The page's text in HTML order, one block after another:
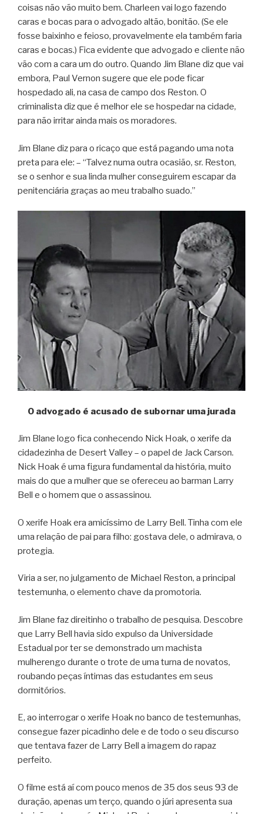
coisas não vão muito bem. Charleen vai logo fazendo
caras e bocas para o advogado altão, bonitão. (Se ele
fosse baixinho e feioso, provavelmente ela também faria
caras e bocas.) Fica evidente que advogado e cliente não
vão com a cara um do outro. Quando Jim Blane diz que vai
embora, Paul Vernon sugere que ele pode ficar
hospedado ali, na casa de campo dos Reston. O
criminalista diz que é melhor ele se hospedar na cidade,
para não irritar ainda mais os moradores.
Jim Blane diz para o ricaço que está pagando uma nota
preta para ele: – “Talvez numa outra ocasião, sr. Reston,
se o senhor e sua linda mulher conseguirem escapar da
penitenciária graças ao meu trabalho suado.”
O advogado é acusado de subornar uma jurada
Jim Blane logo fica conhecendo Nick Hoak, o xerife da
cidadezinha de Desert Valley – o papel de Jack Carson.
Nick Hoak é uma figura fundamental da história, muito
mais do que a mulher que se ofereceu ao barman Larry
Bell e o homem que o assassinou.
O xerife Hoak era amicíssimo de Larry Bell. Tinha com ele
uma relação de pai para filho: gostava dele, o admirava, o
protegia.
Viria a ser, no julgamento de Michael Reston, a principal
testemunha, o elemento chave da promotoria.
Jim Blane faz direitinho o trabalho de pesquisa. Descobre
que Larry Bell havia sido expulso da Universidade
Estadual por ter se demonstrado um machista
mulherengo durante o trote de uma turna de novatos,
roubando peças íntimas das estudantes em seus
dormitórios.
E, ao interrogar o xerife Hoak no banco de testemunhas,
consegue fazer picadinho dele e de todo o seu discurso
que tentava fazer de Larry Bell a imagem do rapaz
perfeito.
O filme está aí com pouco menos de 35 dos seus 93 de
duração, apenas um terço, quando o júri apresenta sua